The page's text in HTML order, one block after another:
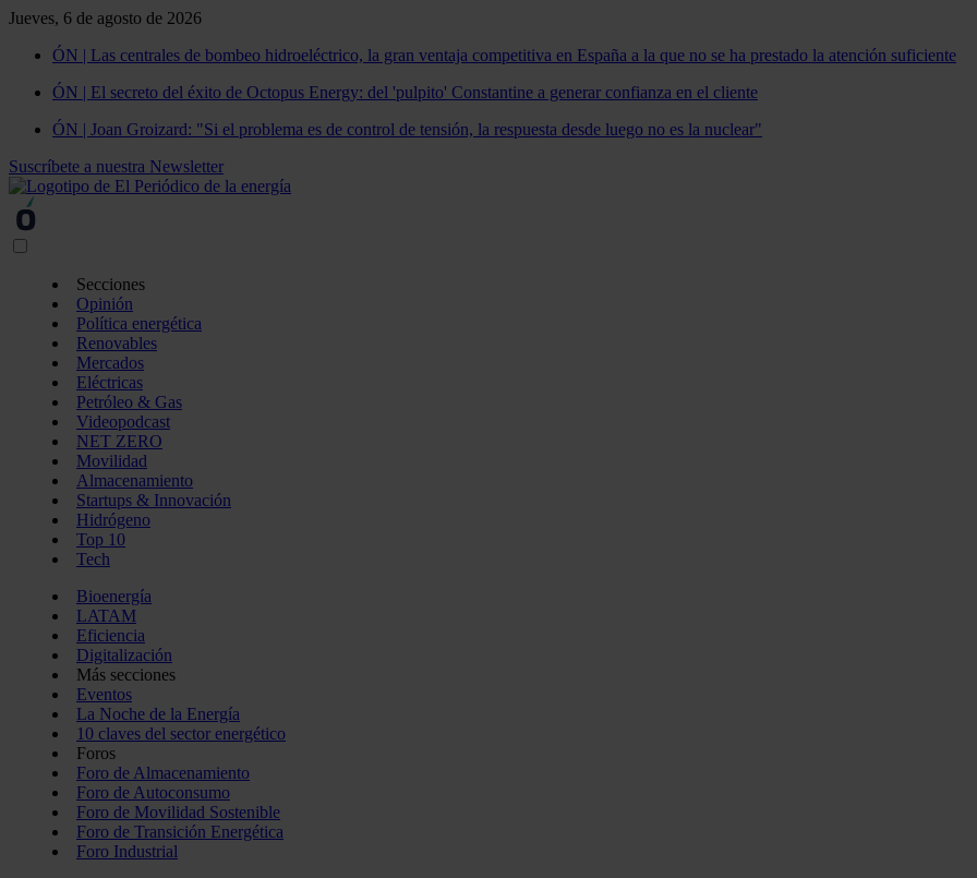
Jueves, 6 de agosto de 2026
ÓN | Las centrales de bombeo hidroeléctrico, la gran ventaja competitiva en España a la que no se ha prestado la atención suficiente
ÓN | El secreto del éxito de Octopus Energy: del 'pulpito' Constantine a generar confianza en el cliente
ÓN | Joan Groizard: "Si el problema es de control de tensión, la respuesta desde luego no es la nuclear"
Suscríbete a nuestra Newsletter
Secciones
Opinión
Política energética
Renovables
Mercados
Eléctricas
Petróleo & Gas
Videopodcast
NET ZERO
Movilidad
Almacenamiento
Startups & Innovación
Hidrógeno
Top 10
Tech
Bioenergía
LATAM
Eficiencia
Digitalización
Más secciones
Eventos
La Noche de la Energía
10 claves del sector energético
Foros
Foro de Almacenamiento
Foro de Autoconsumo
Foro de Movilidad Sostenible
Foro de Transición Energética
Foro Industrial